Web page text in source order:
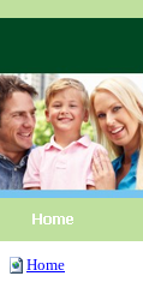
Home